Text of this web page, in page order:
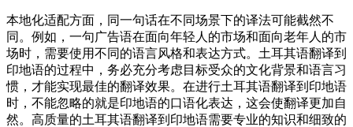
本地化适配方面，同一句话在不同场景下的译法可能截然不
同。例如，一句广告语在面向年轻人的市场和面向老年人的市
场时，需要使用不同的语言风格和表达方式。土耳其语翻译到
印地语的过程中，务必充分考虑目标受众的文化背景和语言习
惯，才能实现最佳的翻译效果。在进行土耳其语翻译到印地语
时，不能忽略的就是印地语的口语化表达，这会使翻译更加自
然。高质量的土耳其语翻译到印地语需要专业的知识和细致的